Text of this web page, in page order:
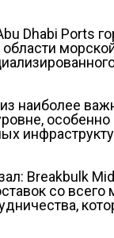
Dhabi Ports
наиболее
Breakbulk
со всего